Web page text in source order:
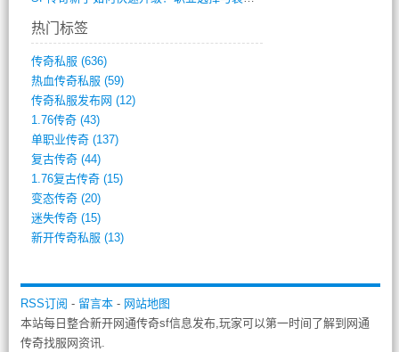
热门标签
传奇私服 (636)
热血传奇私服 (59)
传奇私服发布网 (12)
1.76传奇(43)
单职业传奇(137)
复古传奇(44)
1.76复古传奇(15)
变态传奇(20)
迷失传奇(15)
新开传奇私服 (13)
RSS订阅 - 留言本- 网站地图
本站每日整合新开网通传奇sf信息发布,玩家可以第一时间了解到网通
传奇找服网资讯.